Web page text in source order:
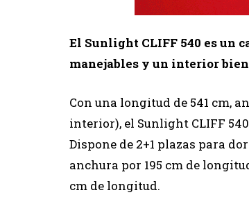
El Sunlight CLIFF 540 es un
manejables y un interior
Con una longitud de 541 cm,
interior), el Sunlight CLIFF
Dispone de 2+1 plazas para
anchura por 195 cm de
cm de longitud.